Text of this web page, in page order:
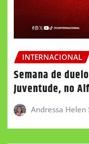
INTERNACIONAL
Semana de
Juventude, no
Andressa Helen